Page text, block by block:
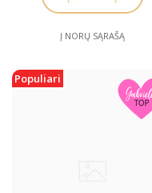
Į NORŲ SĄRAŠĄ
Populiari